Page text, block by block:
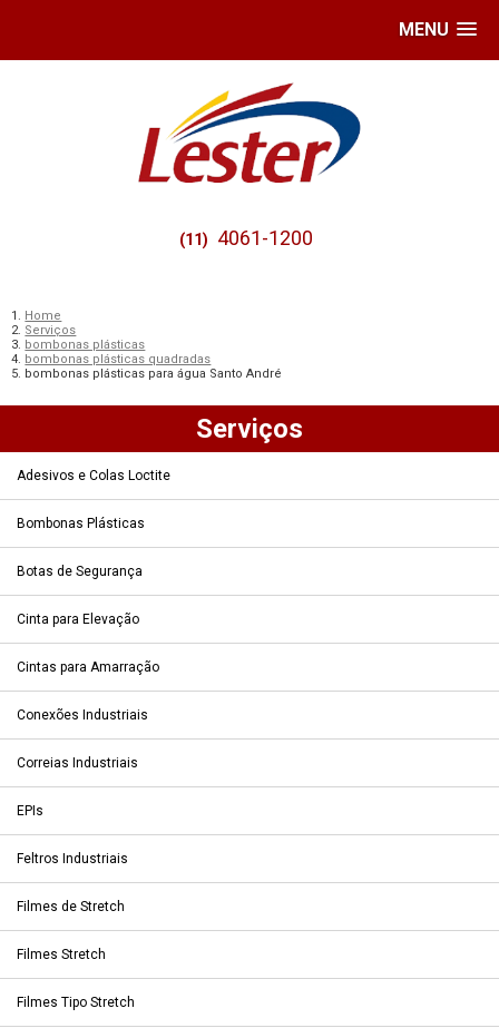
MENU
(11) 4061-1200
Home
Serviços
bombonas plásticas
bombonas plásticas quadradas
bombonas plásticas para água Santo André
Serviços
Adesivos e Colas Loctite
Bombonas Plásticas
Botas de Segurança
Cinta para Elevação
Cintas para Amarração
Conexões Industriais
Correias Industriais
EPIs
Feltros Industriais
Filmes de Stretch
Filmes Stretch
Filmes Tipo Stretch